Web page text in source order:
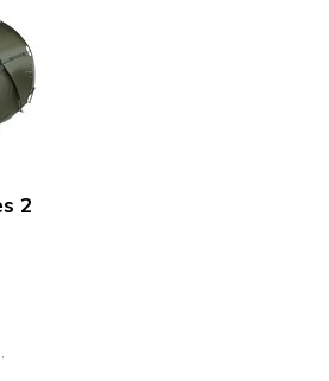
2